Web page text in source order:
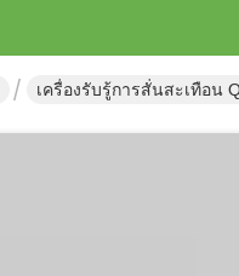
เครื่องรับรู้การสั่นสะเทือน